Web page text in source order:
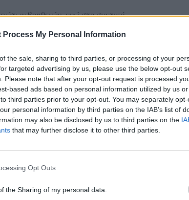
Process My Personal Information
the sale, sharing to third parties, or processing of your
targeted advertising by us, please use the below opt-out
Please note that after your opt-out request is processed
based ads based on personal information utilized by us
third parties prior to your opt-out. You may separately
personal information by third parties on the IAB’s list of
may also be disclosed by us to third parties on the
that may further disclose it to other third parties.
Opt Outs
the Sharing of my personal data.
βοηθειών, ενώ στο σχετικό
ότι έφερε «κακώσεις από
του κρίθηκε σοβαρή και
όπου νοσηλευόταν μέχρι σήμερα,
αναζήτησης
↗